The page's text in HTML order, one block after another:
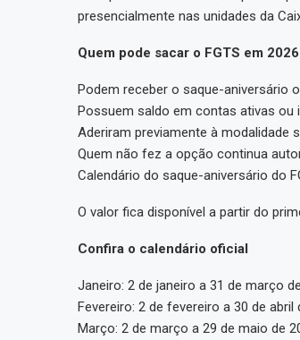
presencialmente nas unidades da
Quem pode sacar o FGTS em 2026
Podem receber o saque-aniversário
Possuem saldo em contas ativas ou
Aderiram previamente à modalidade
Quem não fez a opção continua
Calendário do saque-aniversário do
O valor fica disponível a partir do
Confira o calendário oficial
Janeiro: 2 de janeiro a 31 de março
Fevereiro: 2 de fevereiro a 30 de abril
Março: 2 de março a 29 de maio de